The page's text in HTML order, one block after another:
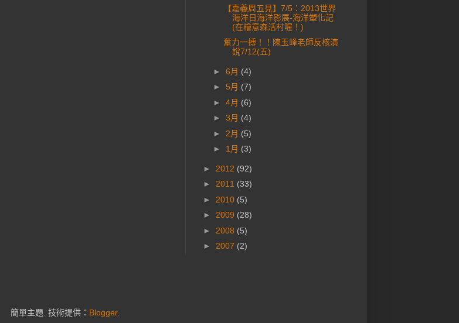
【嘉義周五見】7/5：2013世界
海洋日海洋影展-海洋塑化記
(在檜意森活村喔！)
奮力一搏！！陳玉峰老師反核演
說7/12(五)
► 6月 (4)
► 5月 (7)
► 4月 (6)
► 3月 (4)
► 2月 (5)
► 1月 (3)
► 2012 (92)
► 2011 (33)
► 2010 (5)
► 2009 (28)
► 2008 (5)
► 2007 (2)
簡單主題. 技術提供： Blogger.